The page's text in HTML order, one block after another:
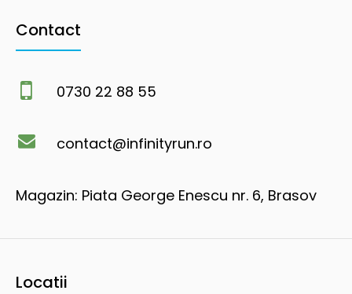
Contact
0730 22 88 55
contact@infinityrun.ro
Magazin: Piata George Enescu nr. 6, Brasov
Locatii